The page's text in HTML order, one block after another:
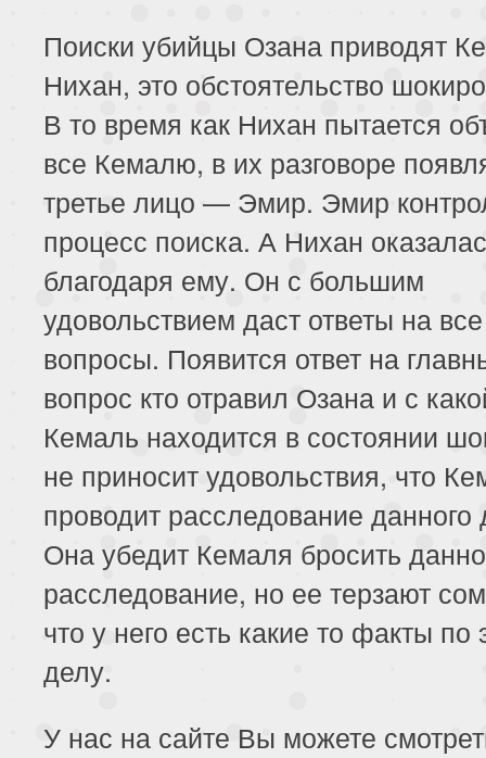
235 серия
236 серия 237 серия
239 серия
240 серия 241 серия
243 серия
244 серия
Поиски убийцы Озана приводят
Нихан, это обстоятельство
В то время как Нихан пытается
все Кемалю, в их разговоре
третье лицо — Эмир. Эмир
процесс поиска. А Нихан
благодаря ему. Он с большим
удовольствием даст ответы на все
вопросы. Появится ответ на
вопрос кто отравил Озана и с
Кемаль находится в состоянии
не приносит удовольствия, что
проводит расследование данного
Она убедит Кемаля бросить
расследование, но ее терзают
что у него есть какие то факты по
делу.
У нас на сайте Вы можете